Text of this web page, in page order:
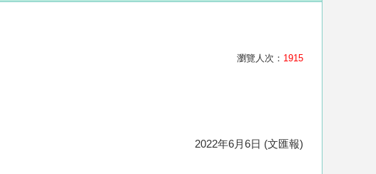
瀏覽人次： 1915
2022年6月6日 (文匯報)